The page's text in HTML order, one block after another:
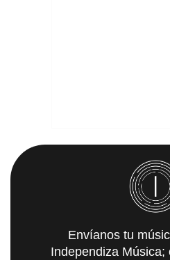
Envíanos tu
Independiza Música;